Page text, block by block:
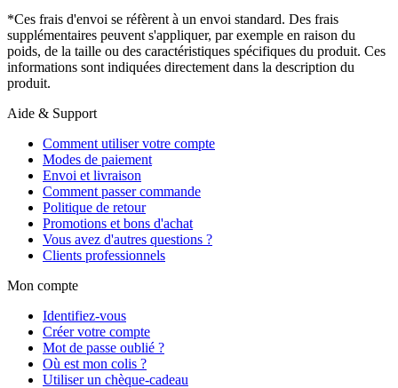
*Ces frais d'envoi se réfèrent à un envoi standard. Des frais
supplémentaires peuvent s'appliquer, par exemple en raison du
poids, de la taille ou des caractéristiques spécifiques du produit. Ces
informations sont indiquées directement dans la description du
produit.
Aide & Support
Comment utiliser votre compte
Modes de paiement
Envoi et livraison
Comment passer commande
Politique de retour
Promotions et bons d'achat
Vous avez d'autres questions ?
Clients professionnels
Mon compte
Identifiez-vous
Créer votre compte
Mot de passe oublié ?
Où est mon colis ?
Utiliser un chèque-cadeau